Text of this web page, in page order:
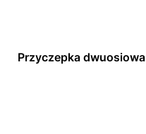
Przyczepka dwuosiowa